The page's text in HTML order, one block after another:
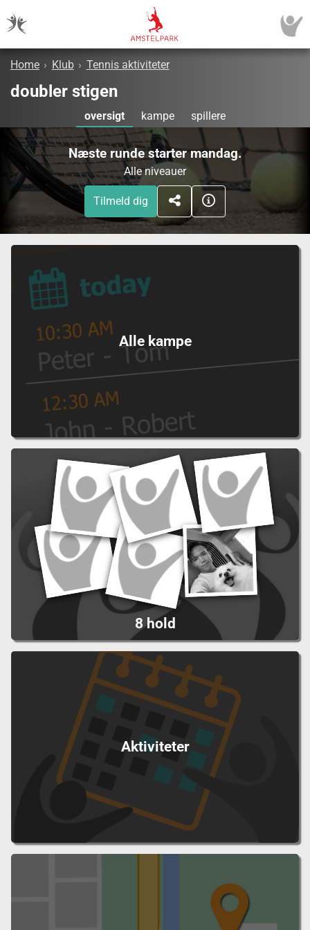
Home › Klub › Tennis aktiviteter
doubler stigen
oversigt kampe spillere
Næste runde starter mandag.
Alle niveauer
Tilmeld dig
Alle kampe
8 hold
Aktiviteter